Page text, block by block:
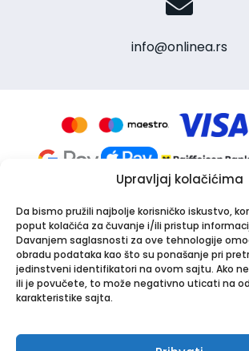
Upravljaj kolačićima
Da bismo pružili najbolje korisničko iskustvo,
poput kolačića za čuvanje i/ili pristup
Davanjem saglasnosti za ove tehnologije
obradu podataka kao što su ponašanje pri
jedinstveni identifikatori na ovom sajtu. Ako
ili je povučete, to može negativno uticati na
karakteristike sajta.
info@onlinea.rs
Apotekarska ustanova
Bulevar Patrijarha Pavla 8A, 21000
www.onlinea.rs